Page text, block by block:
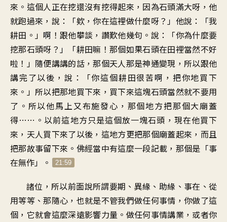
來。這個人正在挖還沒有挖得起來，因為石頭滿大呀，他
就跑過來，說：「欸，你在這裡做什麼呀？」他說：「我
耕田。」啊！跟他攀談，讚歎他幾句。說：「你為什麼要
挖那石頭呀？」「耕田嘛！那個如果石頭在田裡當然不好
啦！」隨便講講的話，那個天人那是神通變現，所以跟他
講完了以後，說：「你這個耕田很苦啊，把你地買下
來。」所以把那地買下來，買下來這塊石頭當然就不要用
了。所以他馬上又布施發心，那個地方把那個大廟蓋
得……。以前這地方只是這個放一塊石頭，現在他買下
來，天人買下來了以後，這地方更把那個廟蓋起來，而且
把那故事留下來。佛經當中有這麼一段記載，那個是「事
在無作」。
21:59
諸位，所以前面說所謂要期、異緣、助緣、事在、從
用等等、那隨心，也就是不管我們做任何事情，你做了這
個，它就會這麼深遠影響力量。做任何事情講業，或者你